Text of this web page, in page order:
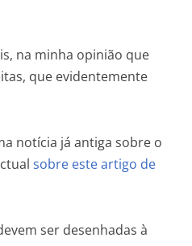
na minha opinião que
que evidentemente
notícia já antiga sobre o
sobre este artigo de
ser desenhadas à